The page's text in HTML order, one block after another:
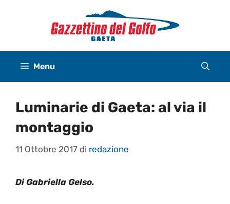
Menu
Luminarie di Gaeta: al via il
montaggio
11 Ottobre 2017 di redazione
Di Gabriella Gelso.